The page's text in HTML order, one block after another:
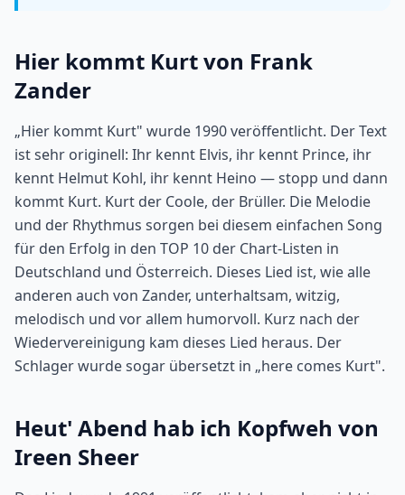
Hier kommt Kurt von Frank
Zander
„Hier kommt Kurt" wurde 1990 veröffentlicht. Der Text
ist sehr originell: Ihr kennt Elvis, ihr kennt Prince, ihr
kennt Helmut Kohl, ihr kennt Heino — stopp und dann
kommt Kurt. Kurt der Coole, der Brüller. Die Melodie
und der Rhythmus sorgen bei diesem einfachen Song
für den Erfolg in den TOP 10 der Chart-Listen in
Deutschland und Österreich. Dieses Lied ist, wie alle
anderen auch von Zander, unterhaltsam, witzig,
melodisch und vor allem humorvoll. Kurz nach der
Wiedervereinigung kam dieses Lied heraus. Der
Schlager wurde sogar übersetzt in „here comes Kurt".
Heut' Abend hab ich Kopfweh von
Ireen Sheer